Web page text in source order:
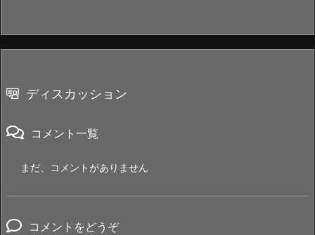
ディスカッション
コメント一覧
まだ、コメントがありません
コメントをどうぞ